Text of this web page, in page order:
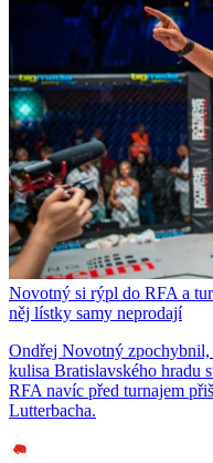
Novotný si rýpl do RFA a
něj lístky samy neprodají
Ondřej Novotný
kulisa Bratislavského hradu
RFA navíc před turnajem
Lutterbacha.